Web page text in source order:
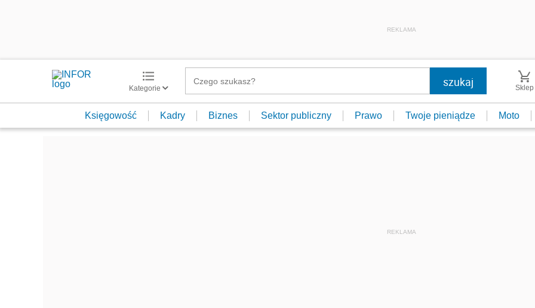
REKLAMA
Kategorie Sklep
Księgowość Kadry Biznes Sektor publiczny Prawo Twoje pieniądze Moto